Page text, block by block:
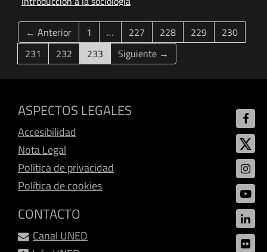
← Anterior 1 … 227 228 229
230
231
232 233 (current)
Siguiente →
ASPECTOS LEGALES
Accesibilidad
Nota Legal
Política de privacidad
Política de cookies
CONTACTO
Canal UNED